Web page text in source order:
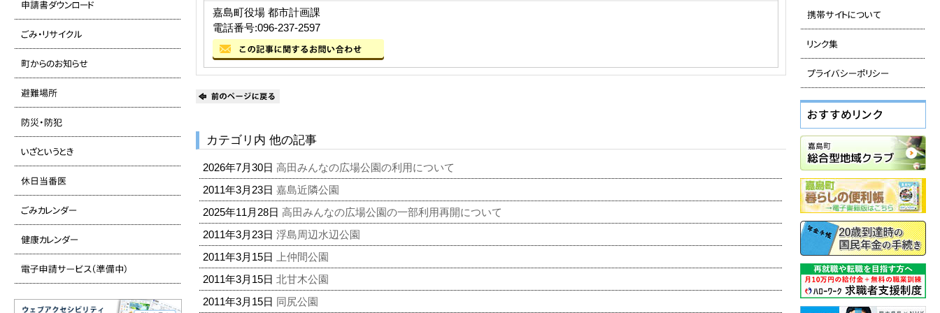
嘉島町役場 都市計画課
電話番号:096-237-2597
カテゴリ内 他の記事
2026年7月30日 高田みんなの広場公園の利用について
2011年3月23日 嘉島近隣公園
2025年11月28日 高田みんなの広場公園の一部利用再開について
2011年3月23日 浮島周辺水辺公園
2011年3月15日
上仲間公園
2011年3月15日 北甘木公園
2011年3月15日 同尻公園